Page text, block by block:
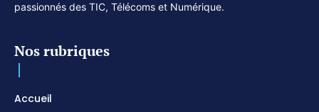
passionnés des TIC, Télécoms et Numérique.
Nos rubriques
Accueil